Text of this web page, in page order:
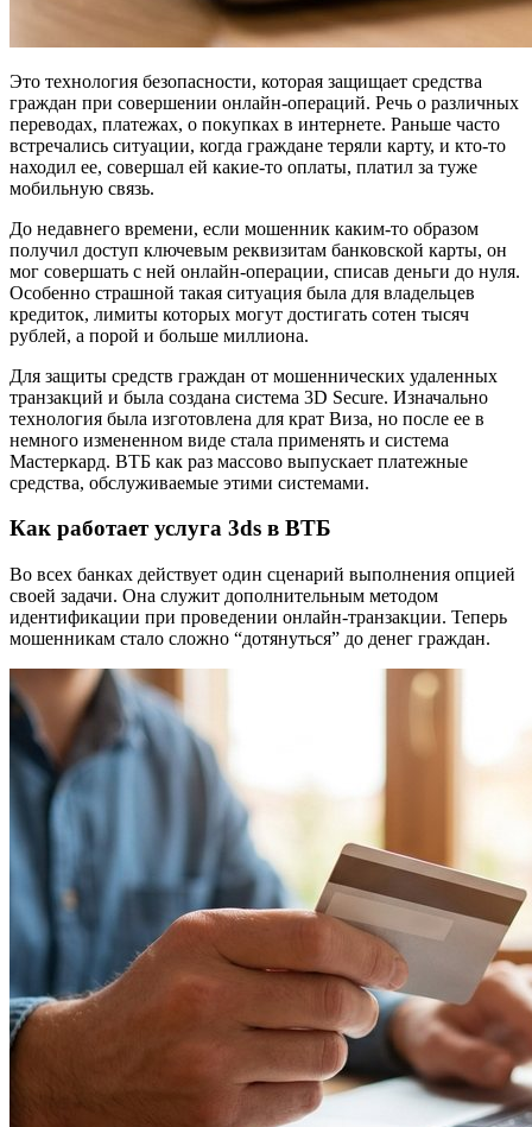
Это технология безопасности, которая защищает средства
граждан при совершении онлайн-операций. Речь о различных
переводах, платежах, о покупках в интернете. Раньше часто
встречались ситуации, когда граждане теряли карту, и кто-то
находил ее, совершал ей какие-то оплаты, платил за туже
мобильную связь.
До недавнего времени, если мошенник каким-то образом
получил доступ ключевым реквизитам банковской карты, он
мог совершать с ней онлайн-операции, списав деньги до нуля.
Особенно страшной такая ситуация была для владельцев
кредиток, лимиты которых могут достигать сотен тысяч
рублей, а порой и больше миллиона.
Для защиты средств граждан от мошеннических удаленных
транзакций и была создана система 3D Secure. Изначально
технология была изготовлена для крат Виза, но после ее в
немного измененном виде стала применять и система
Мастеркард. ВТБ как раз массово выпускает платежные
средства, обслуживаемые этими системами.
Как работает услуга 3ds в ВТБ
Во всех банках действует один сценарий выполнения опцией
своей задачи. Она служит дополнительным методом
идентификации при проведении онлайн-транзакции. Теперь
мошенникам стало сложно “дотянуться” до денег граждан.